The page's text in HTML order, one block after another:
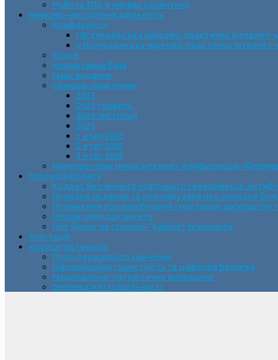
Робота ЗПО в умовах карантину
Науково-методична діяльність
Конференції
І Всеукраїнська науково-практична
ІІ Всеукраїнська науково-практична
Угоди
Нормативна база
Наші видання
Семінар-практикум
2023
2024 травень
2024 листопад
2025
1 етап 2026
2 етап 2026
3 етап 2026
Науково-практична інтернет-конференція
Протидія булінгу
Кодекс безпечного освітнього середовища.
Порядок подання та розгляду заяв про випадки
Положення про запобігання і протидію
Нормативні документи
Про булінг на сторінці “Кабінет психолога”
Атестація
Корисні матеріали
Події державного значення
Інформаційна грамотність та цифрова безпека
Національно-патріотичне виховання
Безпека життєдіяльності